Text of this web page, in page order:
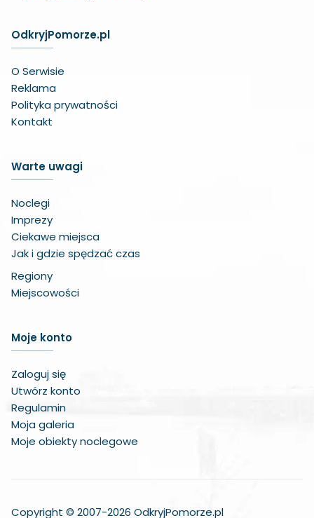
OdkryjPomorze.pl
O Serwisie
Reklama
Polityka prywatności
Kontakt
Warte uwagi
Noclegi
Imprezy
Ciekawe miejsca
Jak i gdzie spędzać czas
Regiony
Miejscowości
Moje konto
Zaloguj się
Utwórz konto
Regulamin
Moja galeria
Moje obiekty noclegowe
Copyright © 2007-2026 OdkryjPomorze.pl
Negatywne kolory